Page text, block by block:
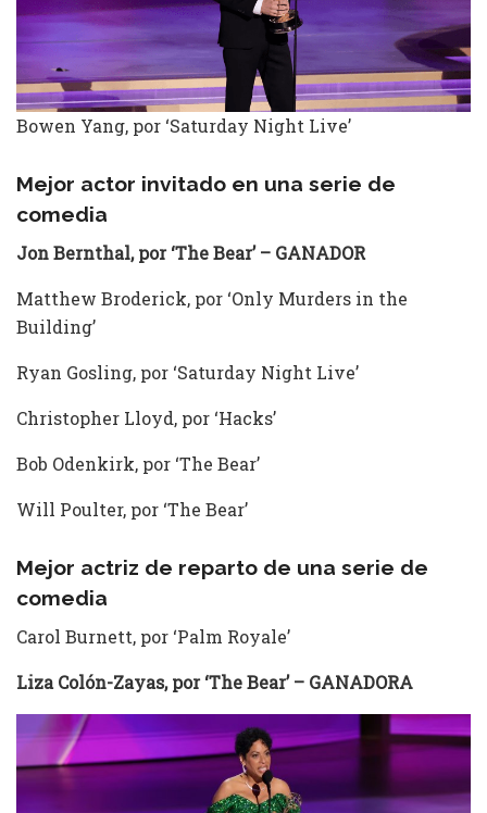
Bowen Yang, por ‘Saturday Night Live’
Mejor actor invitado en una serie de
comedia
Jon Bernthal, por ‘The Bear’ – GANADOR
Matthew Broderick, por ‘Only Murders in the
Building’
Ryan Gosling, por ‘Saturday Night Live’
Christopher Lloyd, por ‘Hacks’
Bob Odenkirk, por ‘The Bear’
Will Poulter, por ‘The Bear’
Mejor actriz de reparto de una serie de
comedia
Carol Burnett, por ‘Palm Royale’
Liza Colón-Zayas, por ‘The Bear’ – GANADORA